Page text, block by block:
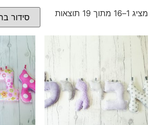
מציג 1–16 מתוך 19 תוצאות